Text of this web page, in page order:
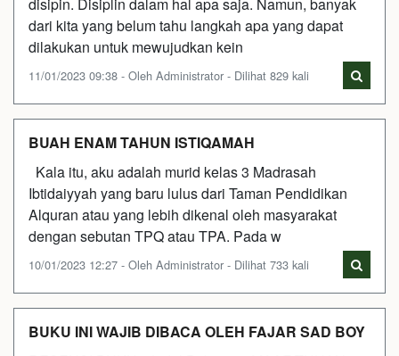
dari kita yang belum tahu langkah apa yang dapat
dilakukan untuk mewujudkan kein
11/01/2023 09:38 - Oleh Administrator - Dilihat 829 kali
BUAH ENAM TAHUN ISTIQAMAH
Kala itu, aku adalah murid kelas 3 Madrasah
Ibtidaiyyah yang baru lulus dari Taman Pendidikan
Alquran atau yang lebih dikenal oleh masyarakat
dengan sebutan TPQ atau TPA. Pada w
10/01/2023 12:27 - Oleh Administrator - Dilihat 733 kali
BUKU INI WAJIB DIBACA OLEH FAJAR SAD BOY